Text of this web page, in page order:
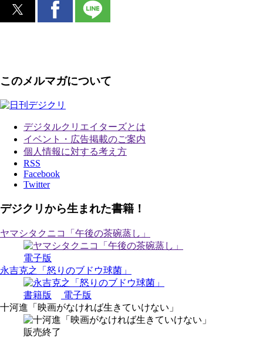
このメルマガについて
デジタルクリエイターズとは
イベント・広告掲載のご案内
個人情報に対する考え方
RSS
Facebook
Twitter
デジクリから生まれた書籍！
ヤマシタクニコ「午後の茶碗蒸し」
電子版
永吉克之「怒りのブドウ球菌」
書籍版
電子版
十河進「映画がなければ生きていけない」
販売終了